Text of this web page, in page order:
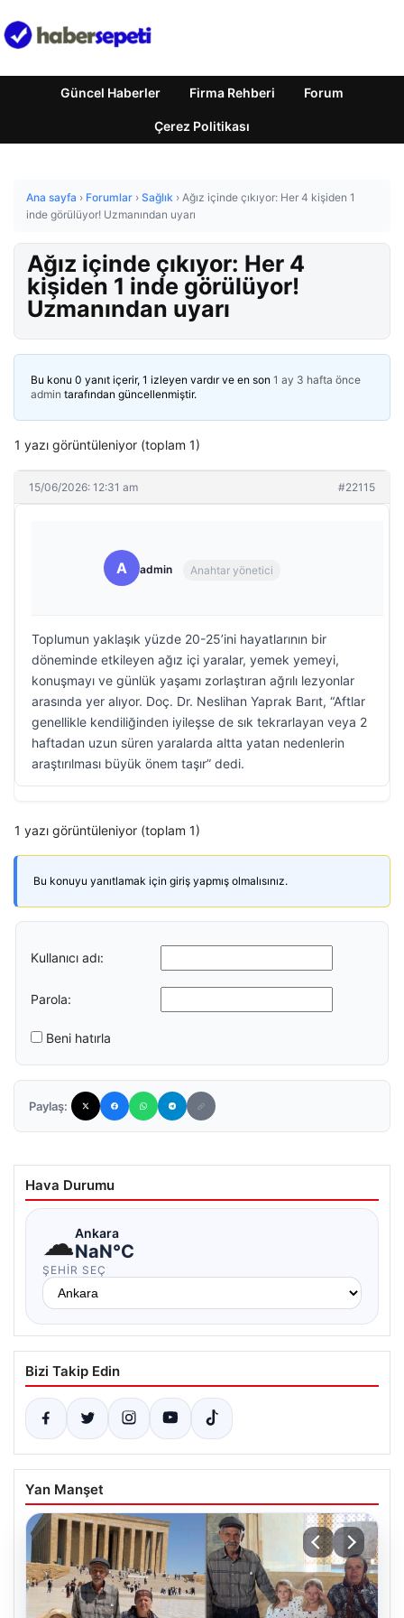
Güncel Haberler Firma Rehberi Forum
Çerez Politikası
Ana sayfa › Forumlar › Sağlık › Ağız içinde çıkıyor: Her 4 kişiden 1
inde görülüyor! Uzmanından uyarı
Ağız içinde çıkıyor: Her 4
kişiden 1 inde görülüyor!
Uzmanından uyarı
Bu konu 0 yanıt içerir, 1 izleyen vardır ve en son 1 ay 3 hafta önce
admin tarafından güncellenmiştir.
1 yazı görüntüleniyor (toplam 1)
15/06/2026: 12:31 am #22115
A admin Anahtar yönetici
Toplumun yaklaşık yüzde 20-25’ini hayatlarının bir
döneminde etkileyen ağız içi yaralar, yemek yemeyi,
konuşmayı ve günlük yaşamı zorlaştıran ağrılı lezyonlar
arasında yer alıyor. Doç. Dr. Neslihan Yaprak Barıt, “Aftlar
genellikle kendiliğinden iyileşse de sık tekrarlayan veya 2
haftadan uzun süren yaralarda altta yatan nedenlerin
araştırılması büyük önem taşır” dedi.
1 yazı görüntüleniyor (toplam 1)
Bu konuyu yanıtlamak için giriş yapmış olmalısınız.
Kullanıcı adı:
Parola:
Beni hatırla
Paylaş:
Hava Durumu
☁Ankara
NaN°C
ŞEHIR SEÇ
Bizi Takip Edin
Yan Manşet